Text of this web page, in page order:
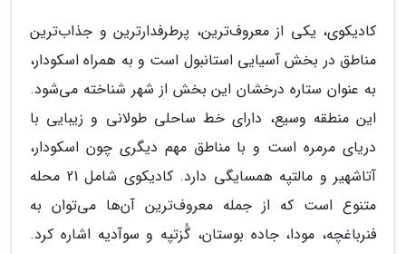
کادیکوی، یکی از معروف‌ترین، پرطرفدارترین و جذاب‌ترین
مناطق در بخش آسیایی استانبول است و به همراه اسکودار،
به عنوان ستاره درخشان این بخش از شهر شناخته می‌شود.
این منطقه وسیع، دارای خط ساحلی طولانی و زیبایی با
دریای مرمره است و با مناطق مهم دیگری چون اسکودار،
آتاشهیر و مالتپه همسایگی دارد. کادیکوی شامل 21 محله
متنوع است که از جمله معروف‌ترین آن‌ها می‌توان به
فنرباغچه، مودا، جاده بوستان، گُزتپه و سوآدیه اشاره کرد.